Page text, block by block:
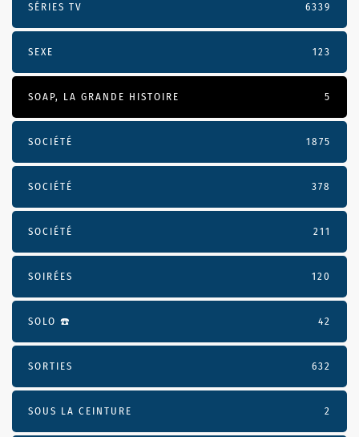
SÉRIES TV 6339
SEXE 123
SOAP, LA GRANDE HISTOIRE 5
SOCIÉTÉ 1875
SOCIÉTÉ 378
SOCIÉTÉ 211
SOIRÉES 120
SOLO ☎️ 42
SORTIES 632
SOUS LA CEINTURE 2